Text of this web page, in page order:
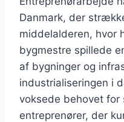
Danmark, der
middelalderen, hvor
bygmestre spillede
af bygninger og
industrialiseringen i
voksede behovet for
entreprenører, der